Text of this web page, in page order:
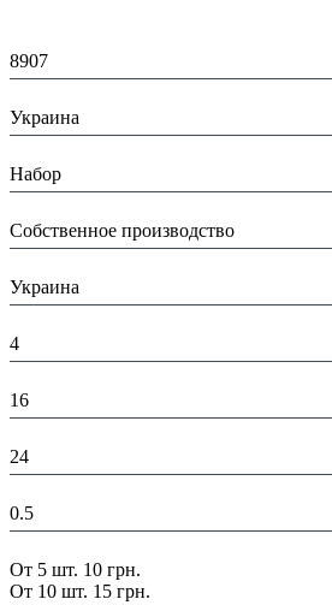
8907
Украина
Набор
Собственное производство
Украина
4
16
24
0.5
От 5 шт. 10 грн.
От 10 шт. 15 грн.